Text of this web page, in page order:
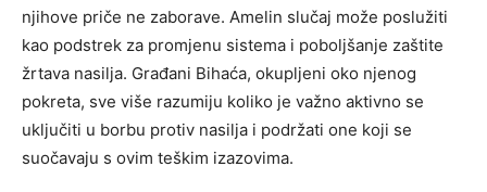
njihove priče ne zaborave. Amelin slučaj može poslužiti
kao podstrek za promjenu sistema i poboljšanje zaštite
žrtava nasilja. Građani Bihaća, okupljeni oko njenog
pokreta, sve više razumiju koliko je važno aktivno se
uključiti u borbu protiv nasilja i podržati one koji se
suočavaju s ovim teškim izazovima.